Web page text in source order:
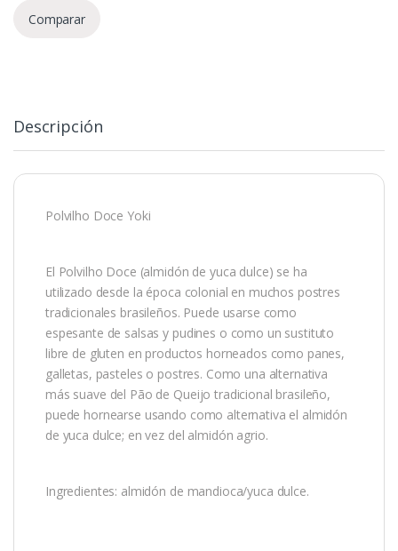
Comparar
Descripción
Polvilho Doce Yoki
El Polvilho Doce (almidón de yuca dulce) se ha
utilizado desde la época colonial en muchos postres
tradicionales brasileños. Puede usarse como
espesante de salsas y pudines o como un sustituto
libre de gluten en productos horneados como panes,
galletas, pasteles o postres. Como una alternativa
más suave del Pão de Queijo tradicional brasileño,
puede hornearse usando como alternativa el almidón
de yuca dulce; en vez del almidón agrio.
Ingredientes: almidón de mandioca/yuca dulce.